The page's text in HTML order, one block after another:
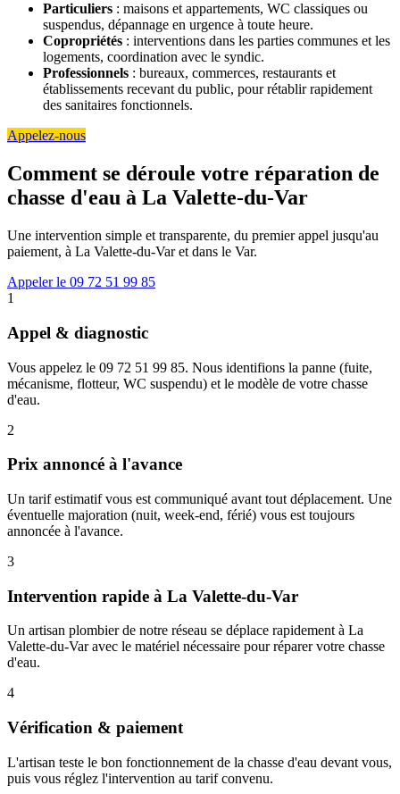
Particuliers : maisons et appartements, WC classiques ou
suspendus, dépannage en urgence à toute heure.
Copropriétés : interventions dans les parties communes et les
logements, coordination avec le syndic.
Professionnels : bureaux, commerces, restaurants et
établissements recevant du public, pour rétablir rapidement
des sanitaires fonctionnels.
Appelez-nous
Comment se déroule votre réparation de
chasse d'eau à La Valette-du-Var
Une intervention simple et transparente, du premier appel jusqu'au
paiement, à La Valette-du-Var et dans le Var.
Appeler le 09 72 51 99 85
1
Appel & diagnostic
Vous appelez le 09 72 51 99 85. Nous identifions la panne (fuite,
mécanisme, flotteur, WC suspendu) et le modèle de votre chasse
d'eau.
2
Prix annoncé à l'avance
Un tarif estimatif vous est communiqué avant tout déplacement. Une
éventuelle majoration (nuit, week-end, férié) vous est toujours
annoncée à l'avance.
3
Intervention rapide à La Valette-du-Var
Un artisan plombier de notre réseau se déplace rapidement à La
Valette-du-Var avec le matériel nécessaire pour réparer votre chasse
d'eau.
4
Vérification & paiement
L'artisan teste le bon fonctionnement de la chasse d'eau devant vous,
puis vous réglez l'intervention au tarif convenu.